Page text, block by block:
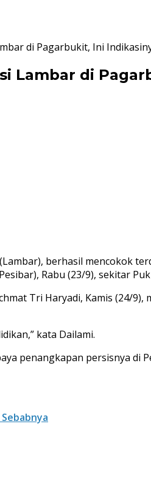
di Pagarbukit, Ini
Lambar di
berhasil mencokok
Rabu (23/9), sekitar
Tri Haryadi, Kamis (24/
kata Dailami.
penangkapan persisnya di